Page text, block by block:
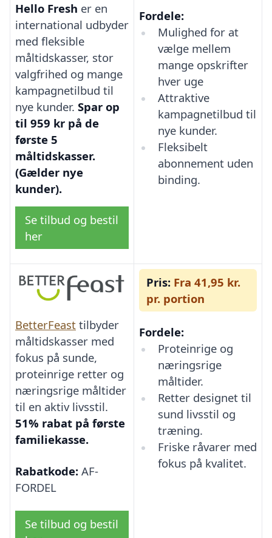
Hello Fresh er en
international udbyder
med fleksible
måltidskasser, stor
valgfrihed og mange
kampagnetilbud til
nye kunder. Spar op
til 959 kr på de
første 5
måltidskasser.
(Gælder nye
kunder).
Se tilbud og bestil
her
Fordele:
Mulighed for at
vælge mellem
mange opskrifter
hver uge
Attraktive
kampagnetilbud til
nye kunder.
Fleksibelt
abonnement uden
binding.
BetterFeast tilbyder
måltidskasser med
fokus på sunde,
proteinrige retter og
næringsrige måltider
til en aktiv livsstil.
51% rabat på første
familiekasse.
Rabatkode: AF-
FORDEL
Se tilbud og bestil
Pris: Fra 41,95 kr.
pr. portion
Fordele:
Proteinrige og
næringsrige
måltider.
Retter designet til
sund livsstil og
træning.
Friske råvarer med
fokus på kvalitet.